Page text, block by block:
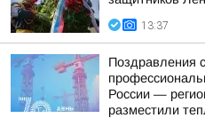
13:37
Поздравления
России —
разместили